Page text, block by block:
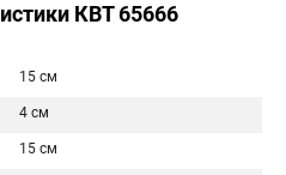
КВТ 65666
15 см
4 см
15 см